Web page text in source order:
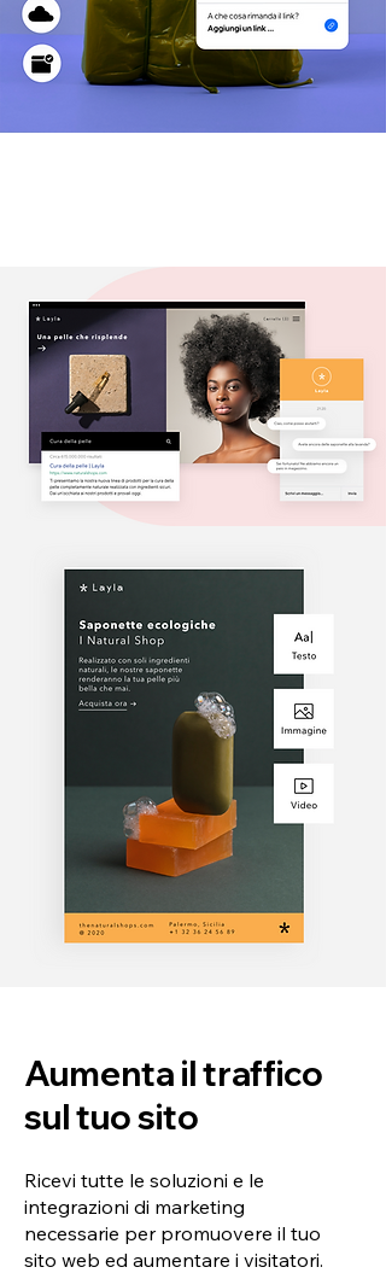
Aumenta il traffico
sul tuo sito
Ricevi tutte le soluzioni e le
integrazioni di marketing
necessarie per promuovere il tuo
sito web ed aumentare i visitatori.